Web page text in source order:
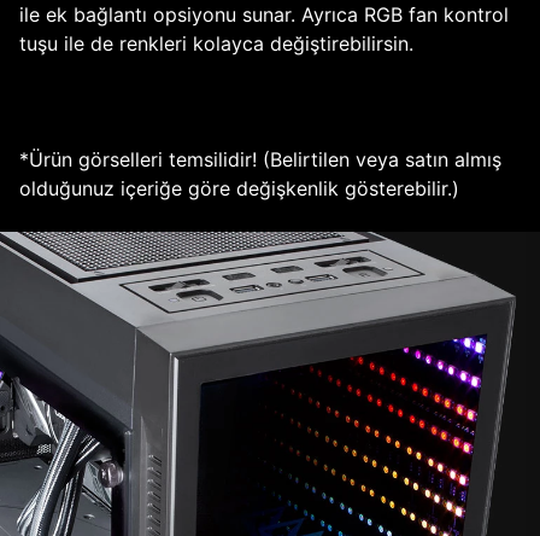
ile ek bağlantı opsiyonu sunar. Ayrıca RGB fan kontrol
tuşu ile de renkleri kolayca değiştirebilirsin.
*Ürün görselleri temsilidir! (Belirtilen veya satın almış
olduğunuz içeriğe göre değişkenlik gösterebilir.)